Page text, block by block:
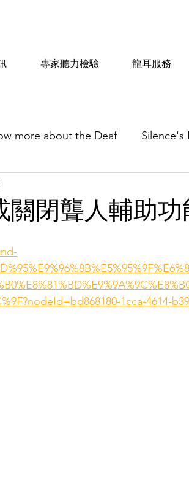
專家聽力檢驗 龍耳服務
more about the Deaf Silence's
閉聾人輔助
1cca-4614-